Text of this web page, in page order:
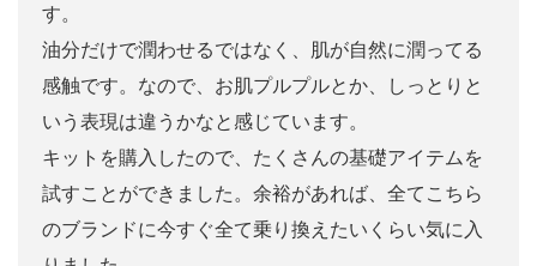
す。
油分だけで潤わせるではなく、肌が自然に潤ってる
感触です。なので、お肌プルプルとか、しっとりと
いう表現は違うかなと感じています。
キットを購入したので、たくさんの基礎アイテムを
試すことができました。余裕があれば、全てこちら
のブランドに今すぐ全て乗り換えたいくらい気に入